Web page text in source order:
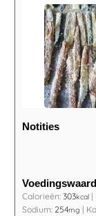
Notities
Calorieën:303kcal |
Sodium: 254mg |